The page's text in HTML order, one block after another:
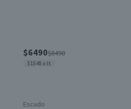
$6490$8490
$1545 x lt
Escudo